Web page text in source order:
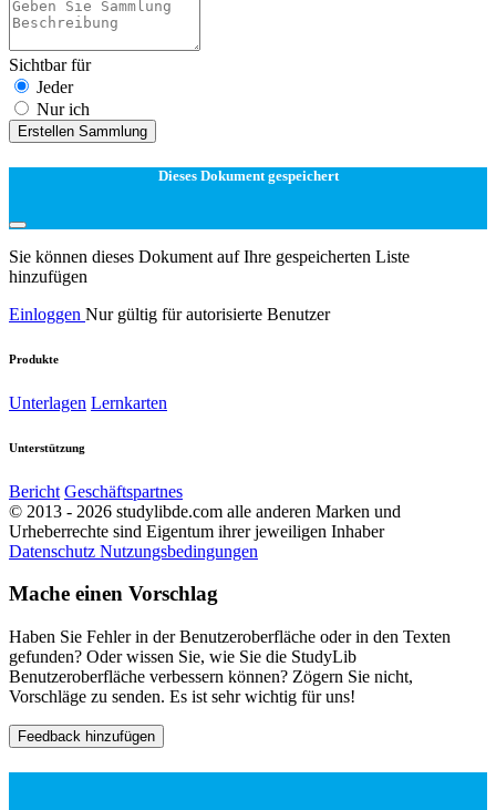
Sichtbar für
Jeder
Nur ich
Erstellen Sammlung
Dieses Dokument gespeichert
Sie können dieses Dokument auf Ihre gespeicherten Liste
hinzufügen
Einloggen Nur gültig für autorisierte Benutzer
Produkte
Unterlagen Lernkarten
Unterstützung
Bericht Geschäftspartnes
© 2013 - 2026 studylibde.com alle anderen Marken und
Urheberrechte sind Eigentum ihrer jeweiligen Inhaber
Datenschutz Nutzungsbedingungen
Mache einen Vorschlag
Haben Sie Fehler in der Benutzeroberfläche oder in den Texten
gefunden? Oder wissen Sie, wie Sie die StudyLib
Benutzeroberfläche verbessern können? Zögern Sie nicht,
Vorschläge zu senden. Es ist sehr wichtig für uns!
Feedback hinzufügen